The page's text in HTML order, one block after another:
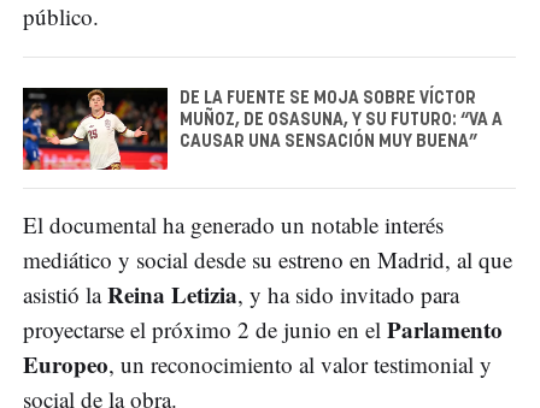
público.
DE LA FUENTE SE MOJA SOBRE VÍCTOR
MUÑOZ, DE OSASUNA, Y SU FUTURO: “VA A
CAUSAR UNA SENSACIÓN MUY BUENA”
El documental ha generado un notable interés
mediático y social desde su estreno en Madrid, al que
asistió laReina Letizia, y ha sido invitado para
proyectarse el próximo 2 de junio en el Parlamento
Europeo, un reconocimiento al valor testimonial y
social de la obra.